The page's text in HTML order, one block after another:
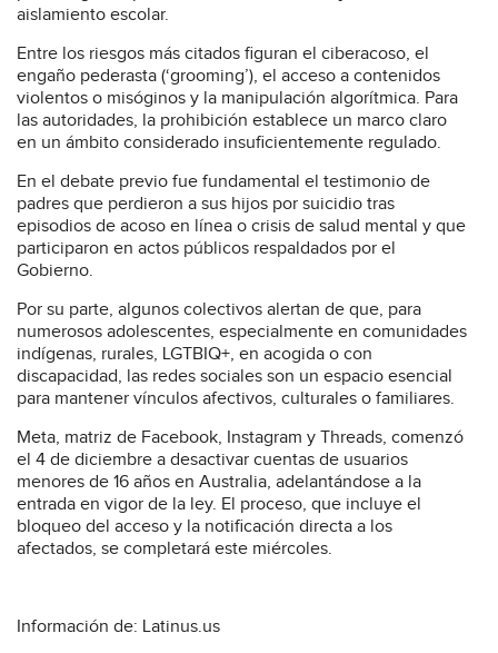
aislamiento escolar.
Entre los riesgos más citados figuran el ciberacoso, el
engaño pederasta (‘grooming’), el acceso a contenidos
violentos o misóginos y la manipulación algorítmica. Para
las autoridades, la prohibición establece un marco claro
en un ámbito considerado insuficientemente regulado.
En el debate previo fue fundamental el testimonio de
padres que perdieron a sus hijos por suicidio tras
episodios de acoso en línea o crisis de salud mental y que
participaron en actos públicos respaldados por el
Gobierno.
Por su parte, algunos colectivos alertan de que, para
numerosos adolescentes, especialmente en comunidades
indígenas, rurales, LGTBIQ+, en acogida o con
discapacidad, las redes sociales son un espacio esencial
para mantener vínculos afectivos, culturales o familiares.
Meta, matriz de Facebook, Instagram y Threads, comenzó
el 4 de diciembre a desactivar cuentas de usuarios
menores de 16 años en Australia, adelantándose a la
entrada en vigor de la ley. El proceso, que incluye el
bloqueo del acceso y la notificación directa a los
afectados, se completará este miércoles.
Información de: Latinus.us